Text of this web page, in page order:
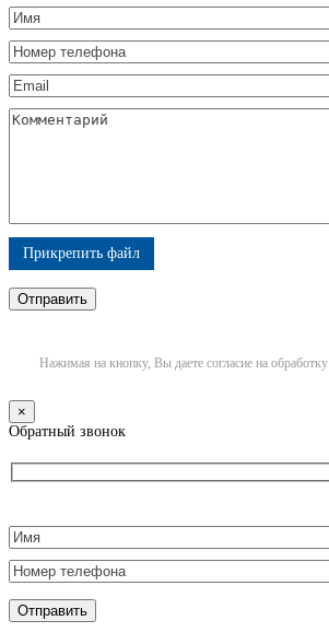
Прикрепить файл
Нажимая на кнопку, Вы даете согласие на обработку
×
Обратный звонок